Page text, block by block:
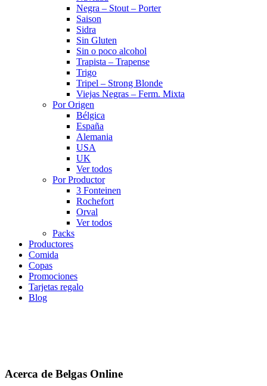
Negra – Stout – Porter
Saison
Sidra
Sin Gluten
Sin o poco alcohol
Trapista – Trapense
Trigo
Tripel – Strong Blonde
Viejas Negras – Ferm. Mixta
Por Origen
Bélgica
España
Alemania
USA
UK
Ver todos
Por Productor
3 Fonteinen
Rochefort
Orval
Ver todos
Packs
Productores
Comida
Copas
Promociones
Tarjetas regalo
Blog
Acerca de Belgas Online